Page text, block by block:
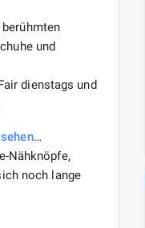
und
dienstags und
…
Nähknöpfe,
noch lange